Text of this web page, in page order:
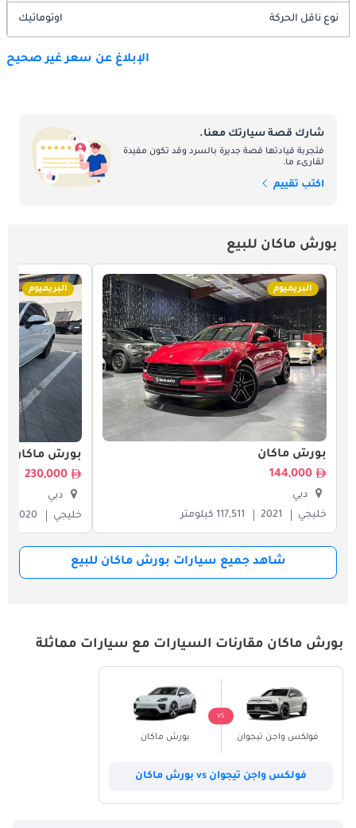
نوع ناقل الحركة اوتوماتيك
الإبلاغ عن سعر غير صحيح
شارك قصة سيارتك معنا.
فتجربة قيادتها قصة جديرة بالسرد وقد تكون مفيدة
لقارىء ما.
اكتب تقييم
بورش ماكان للبيع
البريميوم
بورش ماكان
144,000
دبي
خليجي
2021 117,511 كيلومتر
البريميوم
بورش ماكان
230,000
دبي
خليجي
2020
شاهد جميع سيارات بورش ماكان للبيع
بورش ماكان مقارنات السيارات مع سيارات مماثلة
فولكس واجن تيجوان
VS
بورش ماكان
فولكس واجن تيجوان vs بورش ماكان